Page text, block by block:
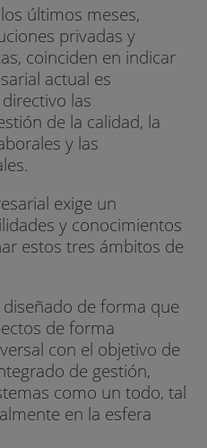
últimos meses,
privadas y
coinciden en indicar
actual es
las
de la calidad, la
y las
exige un
y conocimientos
estos tres ámbitos de
de forma que
de forma
con el objetivo de
de gestión,
como un todo, tal
en la esfera